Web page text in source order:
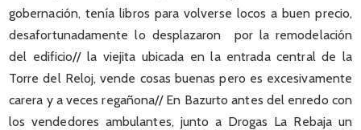
gobernación, tenía libros para volverse locos a buen precio,
desafortunadamente lo desplazaron por la remodelación
del edificio// la viejita ubicada en la entrada central de la
Torre del Reloj, vende cosas buenas pero es excesivamente
carera y a veces regañona// En Bazurto antes del enredo con
los vendedores ambulantes, junto a Drogas La Rebaja un